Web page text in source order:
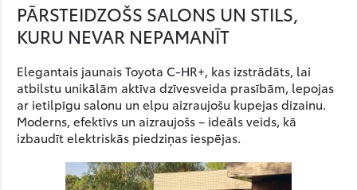
PĀRSTEIDZOŠS SALONS UN STILS,
KURU NEVAR NEPAMANĪT
Elegantais jaunais Toyota C-HR+, kas izstrādāts, lai
atbilstu unikālām aktīva dzīvesveida prasībām, lepojas
ar ietilpīgu salonu un elpu aizraujošu kupejas dizainu.
Moderns, efektīvs un aizraujošs – ideāls veids, kā
izbaudīt elektriskās piedziņas iespējas.